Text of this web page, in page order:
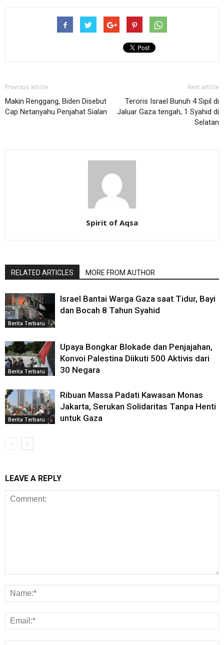
Previous article
Makin Renggang, Biden Disebut
Cap Netanyahu Penjahat Sialan
Next article
Teroris Israel Bunuh 4 Sipil di
Jaluar Gaza tengah, 1 Syahid di
Selatan
Spirit of Aqsa
RELATED ARTICLES MORE FROM AUTHOR
Berita Terbaru
Israel Bantai Warga Gaza saat Tidur, Bayi
dan Bocah 8 Tahun Syahid
Berita Terbaru
Upaya Bongkar Blokade dan Penjajahan,
Konvoi Palestina Diikuti 500 Aktivis dari
30 Negara
Berita Terbaru
Ribuan Massa Padati Kawasan Monas
Jakarta, Serukan Solidaritas Tanpa Henti
untuk Gaza
LEAVE A REPLY